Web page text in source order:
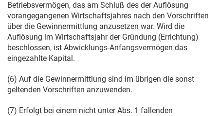
Betriebsvermögen, das am Schluß des der Auflösung
vorangegangenen Wirtschaftsjahres nach den Vorschriften
über die Gewinnermittlung anzusetzen war. Wird die
Auflösung im Wirtschaftsjahr der Gründung (Errichtung)
beschlossen, ist Abwicklungs-Anfangsvermögen das
eingezahlte Kapital.
(6) Auf die Gewinnermittlung sind im übrigen die sonst
geltenden Vorschriften anzuwenden.
(7) Erfolgt bei einem nicht unter Abs. 1 fallenden